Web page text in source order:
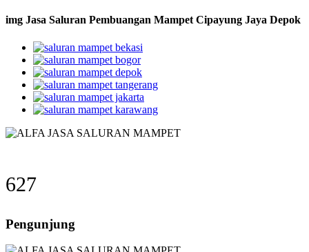
img Jasa Saluran Pembuangan Mampet Cipayung Jaya Depok
627
Pengunjung